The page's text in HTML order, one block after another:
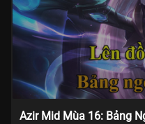
Azir Mid Mùa 16: Bảng